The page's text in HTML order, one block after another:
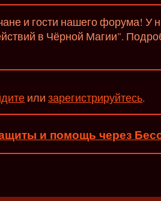
и гости нашего форума! У
в Чёрной Магии".
илизарегистрируйтесь.
и помощь через